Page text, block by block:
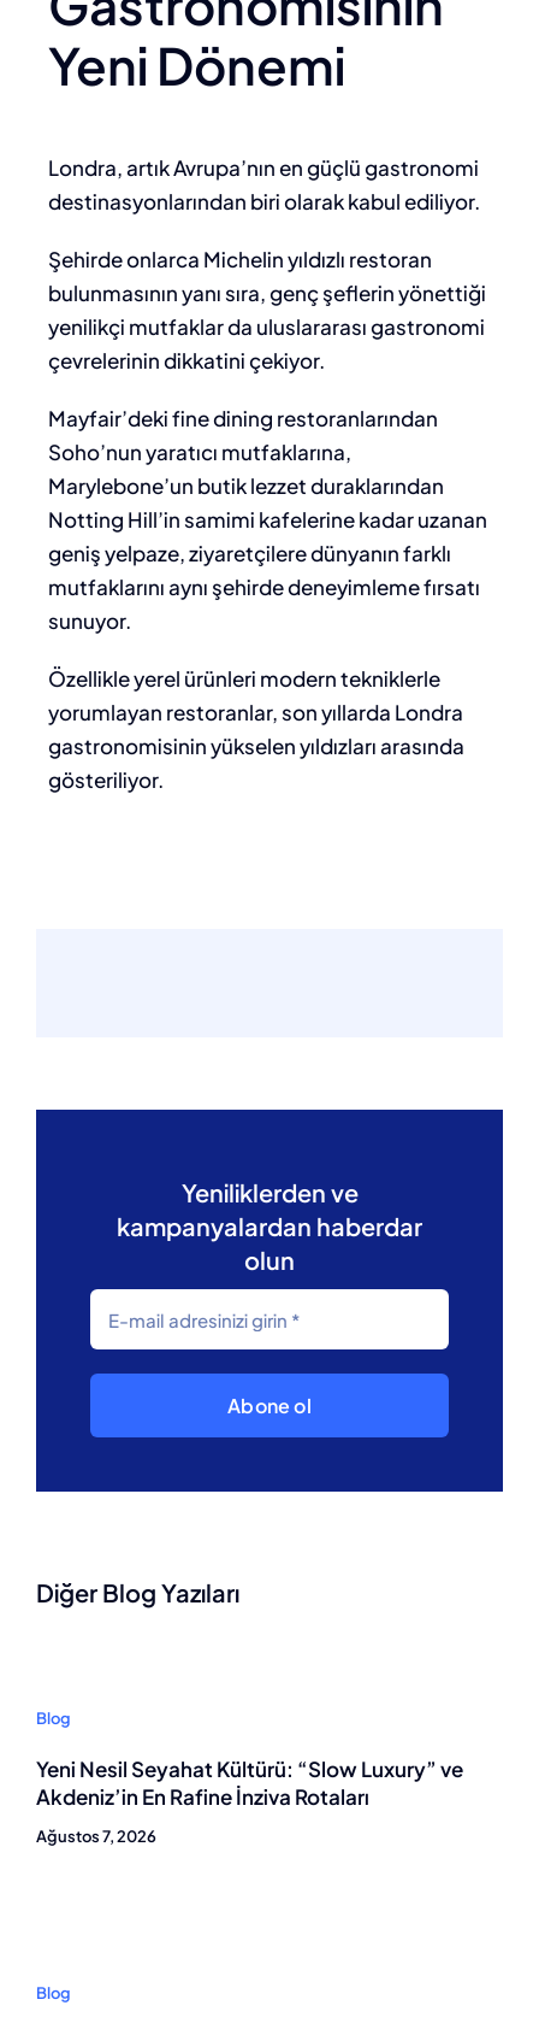
Yeni Dönemi
Londra, artık Avrupa’nın en güçlü gastronomi
destinasyonlarından biri olarak kabul ediliyor.
Şehirde onlarca Michelin yıldızlı restoran
bulunmasının yanı sıra, genç şeflerin yönettiği
yenilikçi mutfaklar da uluslararası gastronomi
çevrelerinin dikkatini çekiyor.
Mayfair’deki fine dining restoranlarından
Soho’nun yaratıcı mutfaklarına,
Marylebone’un butik lezzet duraklarından
Notting Hill’in samimi kafelerine kadar uzanan
geniş yelpaze, ziyaretçilere dünyanın farklı
mutfaklarını aynı şehirde deneyimleme fırsatı
sunuyor.
Özellikle yerel ürünleri modern tekniklerle
yorumlayan restoranlar, son yıllarda Londra
gastronomisinin yükselen yıldızları arasında
gösteriliyor.
Yeniliklerden ve
kampanyalardan haberdar
olun
Abone ol
Diğer Blog Yazıları
Blog
Yeni Nesil Seyahat Kültürü: “Slow Luxury” ve
Akdeniz’in En Rafine İnziva Rotaları
Ağustos 7, 2026
Blog